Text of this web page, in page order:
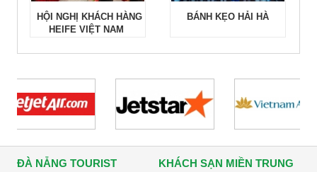
HỘI NGHỊ KHÁCH HÀNG
HEIFE VIỆT NAM
BÁNH KẸO HẢI HÀ
ĐÀ NẴNG TOURIST KHÁCH SẠN MIỀN TRUNG